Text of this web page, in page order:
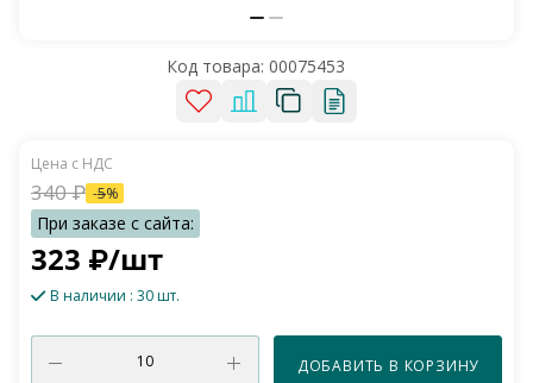
Код товара: 00075453
323 ₽/шт
340₽ -5%
В наличии : 30 шт.
ДОБАВИТЬ В КОРЗИНУ